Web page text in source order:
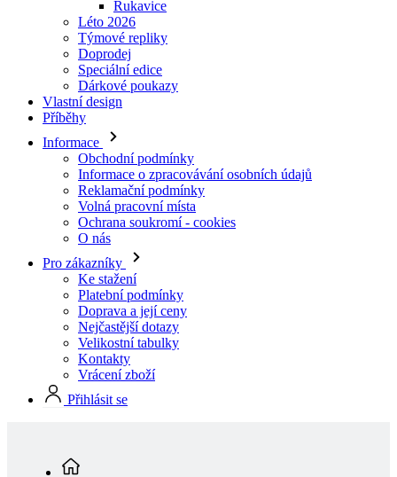
Rukavice
Léto 2026
Týmové repliky
Doprodej
Speciální edice
Dárkové poukazy
Vlastní design
Příběhy
Informace
Obchodní podmínky
Informace o zpracovávání osobních údajů
Reklamační podmínky
Volná pracovní místa
Ochrana soukromí - cookies
O nás
Pro zákazníky
Ke stažení
Platební podmínky
Doprava a její ceny
Nejčastější dotazy
Velikostní tabulky
Kontakty
Vrácení zboží
Přihlásit se